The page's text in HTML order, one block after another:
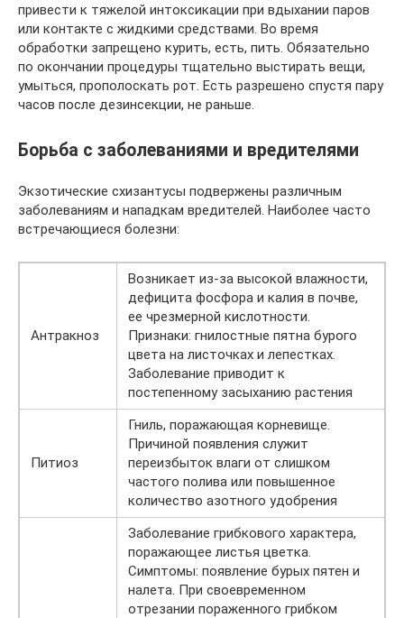
привести к тяжелой интоксикации при вдыхании паров
или контакте с жидкими средствами. Во время
обработки запрещено курить, есть, пить. Обязательно
по окончании процедуры тщательно выстирать вещи,
умыться, прополоскать рот. Есть разрешено спустя пару
часов после дезинсекции, не раньше.
Борьба с заболеваниями и вредителями
Экзотические схизантусы подвержены различным
заболеваниям и нападкам вредителей. Наиболее часто
встречающиеся болезни:
Антракноз
Возникает из-за высокой влажности,
дефицита фосфора и калия в почве,
ее чрезмерной кислотности.
Признаки: гнилостные пятна бурого
цвета на листочках и лепестках.
Заболевание приводит к
постепенному засыханию растения
Питиоз
Гниль, поражающая корневище.
Причиной появления служит
переизбыток влаги от слишком
частого полива или повышенное
количество азотного удобрения
Заболевание грибкового характера,
поражающее листья цветка.
Симптомы: появление бурых пятен и
налета. При своевременном
отрезании пораженного грибком